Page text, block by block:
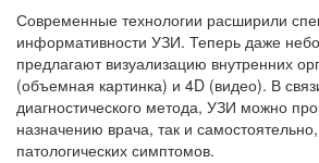
Современные технологии расширили
информативности УЗИ. Теперь даже
предлагают визуализацию внутренних
(объемная картинка) и 4D (видео). В
диагностического метода, УЗИ можно
назначению врача, так и
патологических симптомов.